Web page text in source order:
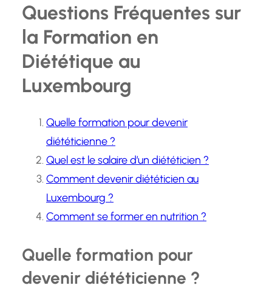
Questions Fréquentes sur
la Formation en
Diététique au
Luxembourg
Quelle formation pour devenir
diététicienne ?
Quel est le salaire d’un diététicien ?
Comment devenir diététicien au
Luxembourg ?
Comment se former en nutrition ?
Quelle formation pour
devenir diététicienne ?